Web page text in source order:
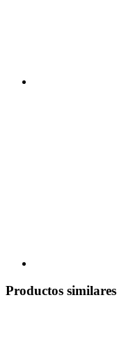
Productos similares